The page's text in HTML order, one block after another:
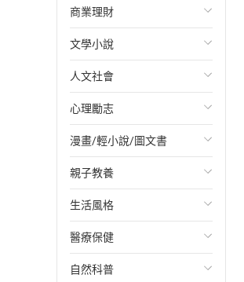
商業理財
投資理財
經濟/趨勢
財務/金融
管理/領導
職場工作術
成功法
行銷/廣告
傳記
文學小說
歐美文學
日本文學
韓國文學
華文文學
經典文學
成長/家庭生活小說
懸疑/推理小說
人文社會
國際關係
政治
社會科學
台灣/中國歷史
日/韓歷史
其他歷史/史學
心理勵志
心靈成長/情緒
人際關係
兩性關係
心理學
漫畫/輕小說/圖文書
輕小說
奇幻/科幻
愛情故事
職場/社會寫實
親子教養
教育現場
兒童文學/故事
兒童科普/學習
生活風格
飲食/食譜
健身/美顏
醫療保健
健康/養生
自然科普